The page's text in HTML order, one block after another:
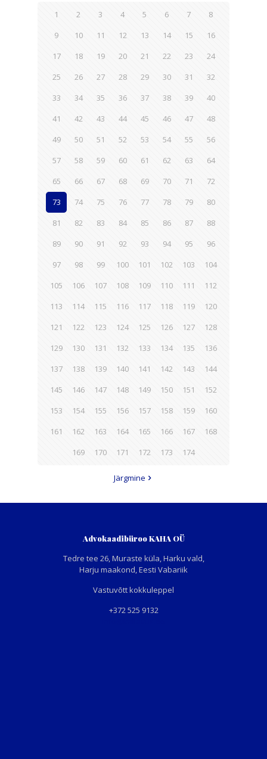
1 2 3 4 5 6 7
8
9
10 11 12 13 14 15
16
17
18 19 20 21 22 23
24
25
26 27 28 29 30 31
32
33
34 35 36 37 38 39
40
41
42 43 44 45 46 47
48
49
50 51 52 53 54 55
56
57
58 59 60 61 62 63
64
65
66 67 68 69 70 71
72
73
74 75 76 77 78 79
80
81
82 83 84 85 86 87
88
89
90 91 92 93 94 95
96
97
98 99 100 101 102 103
104
105
106 107 108 109 110 111
112
113
114 115 116 117 118 119
120
121
122 123 124 125 126 127
128
129
130 131 132 133 134 135
136
137
138 139 140 141 142 143
144
145
146 147 148 149 150 151
152
153
154 155 156 157 158 159
160
161
162 163 164 165 166 167
168
169
170 171 172 173 174
Järgmine
Advokaadibüroo KAHA OÜ
Tedre tee 26, Muraste küla, Harku vald,
Harju maakond, Eesti Vabariik
Vastuvõtt kokkuleppel
+372 525 9132